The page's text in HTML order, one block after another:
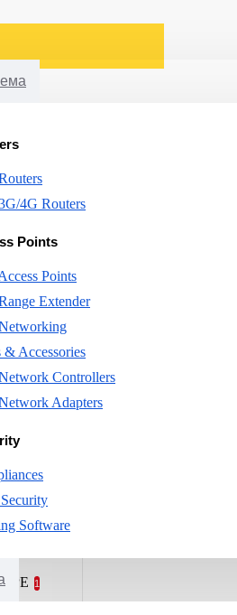
4G Routers
Points
Points
Extender
& Accessories
Controllers
Adapters
Software
1